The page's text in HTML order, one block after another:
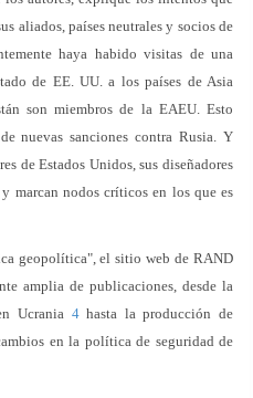
aliados, países neutrales y socios de
haya habido visitas de una
de EE. UU. a los países de Asia
son miembros de la EAEU. Esto
nuevas sanciones contra Rusia. Y
de Estados Unidos, sus diseñadores
marcan nodos críticos en los que es
geopolítica", el sitio web de RAND
amplia de publicaciones, desde la
Ucrania 4hasta la producción de
en la política de seguridad de